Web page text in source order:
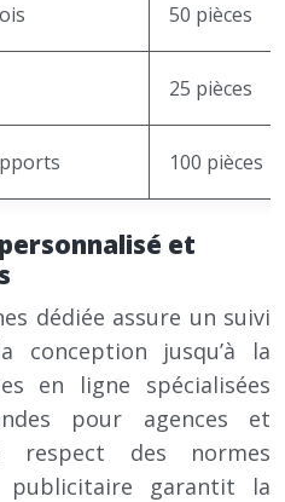
50 pièces
25 pièces
100 pièces
et
dédiée assure un suivi
conception jusqu’à la
en ligne spécialisées
pour agences et
respect des normes
publicitaire garantit la